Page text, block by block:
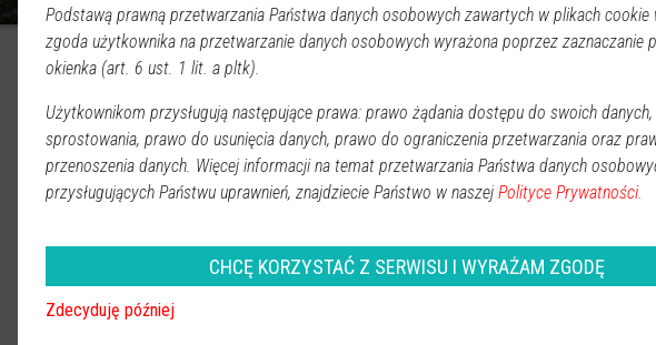
3
Podstawą prawną przetwarzania Państwa danych osobowych zawartych w plikach cookie
zgoda użytkownika na przetwarzanie danych osobowych wyrażona poprzez zaznaczanie
okienka (art. 6 ust. 1 lit. a pltk).
Użytkownikom przysługują następujące prawa: prawo żądania dostępu do swoich
sprostowania, prawo do usunięcia danych, prawo do ograniczenia przetwarzania oraz
przenoszenia danych. Więcej informacji na temat przetwarzania Państwa danych
przysługujących Państwu uprawnień, znajdziecie Państwo w naszej Polityce Prywatności.
CHCĘ KORZYSTAĆ Z SERWISU I WYRAŻAM ZGODĘ
Zdecyduję później